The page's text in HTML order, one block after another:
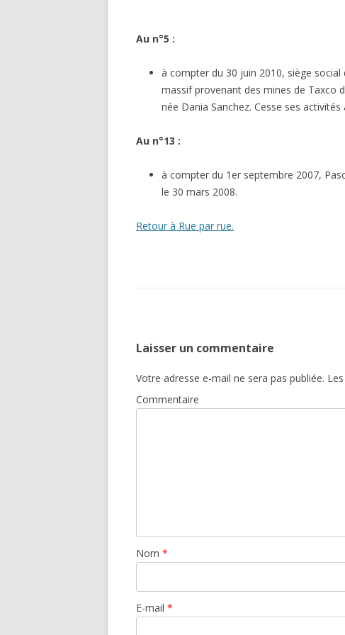
Au n°5 :
à compter du 30 juin 2010, siège
massif provenant des mines de Taxco
née Dania Sanchez. Cesse ses
Au n°13 :
à compter du 1er septembre 2007,
le 30 mars 2008.
Retour à Rue par rue.
Laisser un commentaire
Votre adresse e-mail ne sera pas publiée.
Commentaire
Nom *
E-mail *